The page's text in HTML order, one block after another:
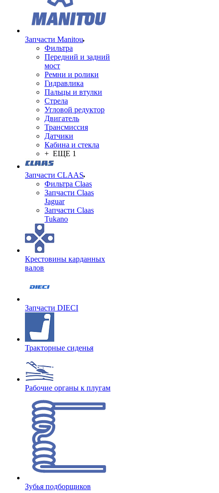
Запчасти Manitou
Фильтра
Передний и задний
мост
Ремни и ролики
Гидравлика
Пальцы и втулки
Стрела
Угловой редуктор
Двигатель
Трансмиссия
Датчики
Кабина и стекла
+ ЕЩЕ 1
Запчасти CLAAS
Фильтра Claas
Запчасти Claas
Jaguar
Запчасти Claas
Tukano
Крестовины карданных
валов
Запчасти DIECI
Тракторные сиденья
Рабочие органы к плугам
Зубья подборщиков